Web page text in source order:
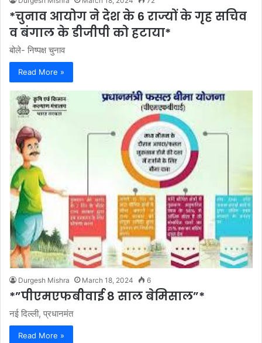
*चुनाव आयोग ने देश के 6 राज्यों के गृह सचिव
व बंगाल के डीजीपी को हटाया*
बोले- निष्पक्ष चुनाव
Read More »
Durgesh Mishra March 18, 2024 6
*”पीएमएफबीवाई 8 साल बेमिसाल”*
नई दिल्ली, प्रधानमंत
Read More »